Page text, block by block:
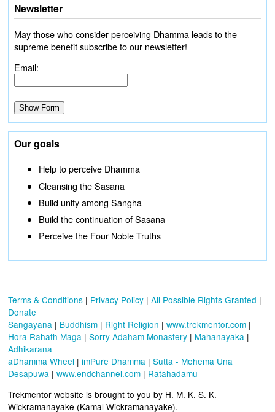
Newsletter
May those who consider perceiving Dhamma leads to the
supreme benefit subscribe to our newsletter!
Email:
Our goals
Help to perceive Dhamma
Cleansing the Sasana
Build unity among Sangha
Build the continuation of Sasana
Perceive the Four Noble Truths
Terms & Conditions | Privacy Policy | All Possible Rights Granted |
Donate
Sangayana | Buddhism | Right Religion | www.trekmentor.com |
Hora Rahath Maga | Sorry Adaham Monastery | Mahanayaka |
Adhikarana
aDhamma Wheel | imPure Dhamma | Sutta - Mehema Una
Desapuwa | www.endchannel.com | Ratahadamu
Trekmentor website is brought to you by H. M. K. S. K.
Wickramanayake (Kamal Wickramanayake).